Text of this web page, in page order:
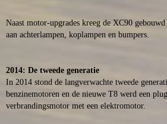
Naast motor-upgrades kreeg de XC90
aan achterlampen, koplampen en bumpers.
2014: De tweede generatie
In 2014 stond de langverwachte tweede
benzinemotoren en de nieuwe T8 werd een
verbrandingsmotor met een elektromotor.